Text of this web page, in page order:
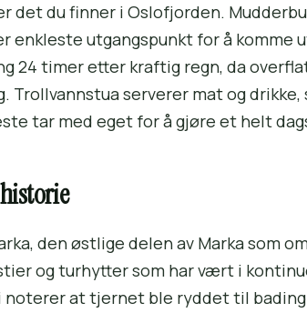
det du finner i Oslofjorden.
enkleste utgangspunkt for å komme
24 timer etter kraftig regn, da
Trollvannstua serverer mat og drikke,
tar med eget for å gjøre et helt
den østlige delen av Marka som
og turhytter som har vært i
at tjernet ble ryddet til bading